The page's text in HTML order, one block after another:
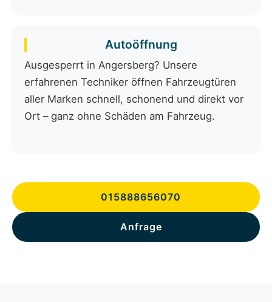
Autoöffnung
Ausgesperrt in Angersberg? Unsere
erfahrenen Techniker öffnen Fahrzeugtüren
aller Marken schnell, schonend und direkt vor
Ort – ganz ohne Schäden am Fahrzeug.
015888656070
Anfrage